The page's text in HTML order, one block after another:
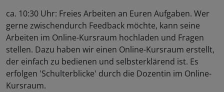
ca. 10:30 Uhr: Freies Arbeiten an Euren Aufgaben. Wer
gerne zwischendurch Feedback möchte, kann seine
Arbeiten im Online-Kursraum hochladen und Fragen
stellen. Dazu haben wir einen Online-Kursraum erstellt,
der einfach zu bedienen und selbsterklärend ist. Es
erfolgen 'Schulterblicke' durch die Dozentin im Online-
Kursraum.